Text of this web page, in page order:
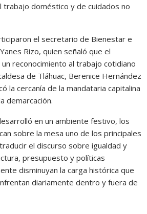
trabajo doméstico y de cuidados no
el secretario de Bienestar e
Rizo, quien señaló que el
reconocimiento al trabajo cotidiano
de Tláhuac, Berenice Hernández
la cercanía de la mandataria capitalina
demarcación.
en un ambiente festivo, los
sobre la mesa uno de los principales
el discurso sobre igualdad y
presupuesto y políticas
disminuyan la carga histórica que
diariamente dentro y fuera de